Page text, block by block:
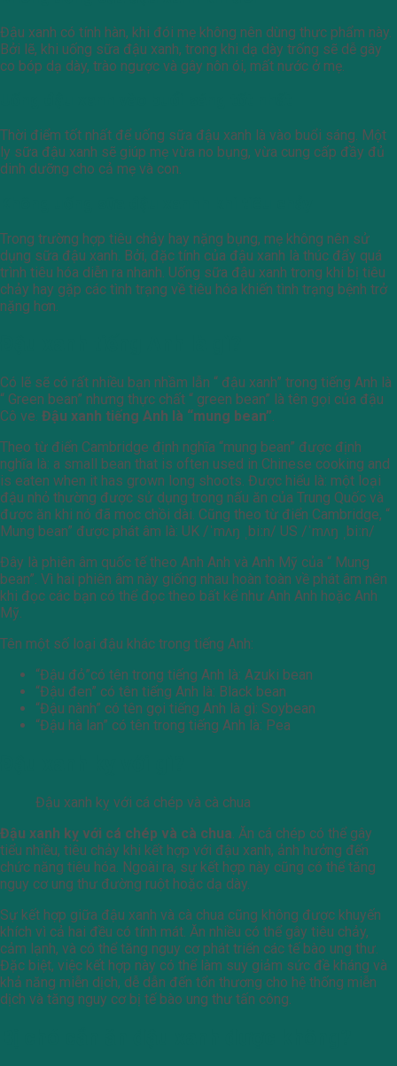
Đậu xanh có tính hàn, khi đói mẹ không nên dùng thực phẩm này.
Bởi lẽ, khi uống sữa đậu xanh, trong khi dạ dày trống sẽ dễ gây
co bóp dạ dày, trào ngược và gây nôn ói, mất nước ở mẹ.
Thời điểm tốt nhất để uống sữa đậu xanh là vào buổi sáng. Một
ly sữa đậu xanh sẽ giúp mẹ vừa no bụng, vừa cung cấp đầy đủ
dinh dưỡng cho cả mẹ và con.
Trong trường hợp tiêu chảy hay nặng bụng, mẹ không nên sử
dụng sữa đậu xanh. Bởi, đặc tính của đậu xanh là thúc đẩy quá
trình tiêu hóa diễn ra nhanh. Uống sữa đậu xanh trong khi bị tiêu
chảy hay gặp các tình trạng về tiêu hóa khiến tình trạng bệnh trở
nặng hơn.
Có lẽ sẽ có rất nhiều bạn nhầm lẫn “ đậu xanh” trong tiếng Anh là
“ Green bean” nhưng thực chất “ green bean” là tên gọi của đậu
Cô ve. Đậu xanh tiếng Anh là “mung bean”.
Theo từ điển Cambridge định nghĩa “mung bean” được định
nghĩa là: a small bean that is often used in Chinese cooking and
is eaten when it has grown long shoots. Được hiểu là: một loại
đậu nhỏ thường được sử dụng trong nấu ăn của Trung Quốc và
được ăn khi nó đã mọc chồi dài. Cũng theo từ điển Cambridge, “
Mung bean” được phát âm là: UK /ˈmʌŋ ˌbiːn/ US /ˈmʌŋ ˌbiːn/
Đây là phiên âm quốc tế theo Anh Anh và Anh Mỹ của “ Mung
bean”. Vì hai phiên âm này giống nhau hoàn toàn về phát âm nên
khi đọc các bạn có thể đọc theo bất kể như Anh Anh hoặc Anh
Mỹ.
Tên một số loại đậu khác trong tiếng Anh:
“Đậu đỏ”có tên trong tiếng Anh là: Azuki bean
“Đậu đen” có tên tiếng Anh là: Black bean
“Đậu nành” có tên gọi tiếng Anh là gì: Soybean
“Đậu hà lan” có tên trong tiếng Anh là: Pea
Đậu xanh kỵ với cá chép và cà chua
Đậu xanh kỵ với cá chép và cà chua. Ăn cá chép có thể gây
tiểu nhiều, tiêu chảy khi kết hợp với đậu xanh, ảnh hưởng đến
chức năng tiêu hóa. Ngoài ra, sự kết hợp này cũng có thể tăng
nguy cơ ung thư đường ruột hoặc dạ dày.
Sự kết hợp giữa đậu xanh và cà chua cũng không được khuyến
khích vì cả hai đều có tính mát. Ăn nhiều có thể gây tiêu chảy,
cảm lạnh, và có thể tăng nguy cơ phát triển các tế bào ung thư.
Đặc biệt, việc kết hợp này có thể làm suy giảm sức đề kháng và
khả năng miễn dịch, dễ dẫn đến tổn thương cho hệ thống miễn
dịch và tăng nguy cơ bị tế bào ung thư tấn công.